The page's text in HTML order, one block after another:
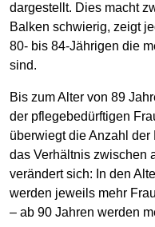
dargestellt. Dies macht
Balken schwierig, zeigt
80- bis 84-Jährigen die
sind.
Bis zum Alter von 89
der pflegebedürftigen
überwiegt die Anzahl
das Verhältnis zwischen
verändert sich: In den
werden jeweils mehr
– ab 90 Jahren werden